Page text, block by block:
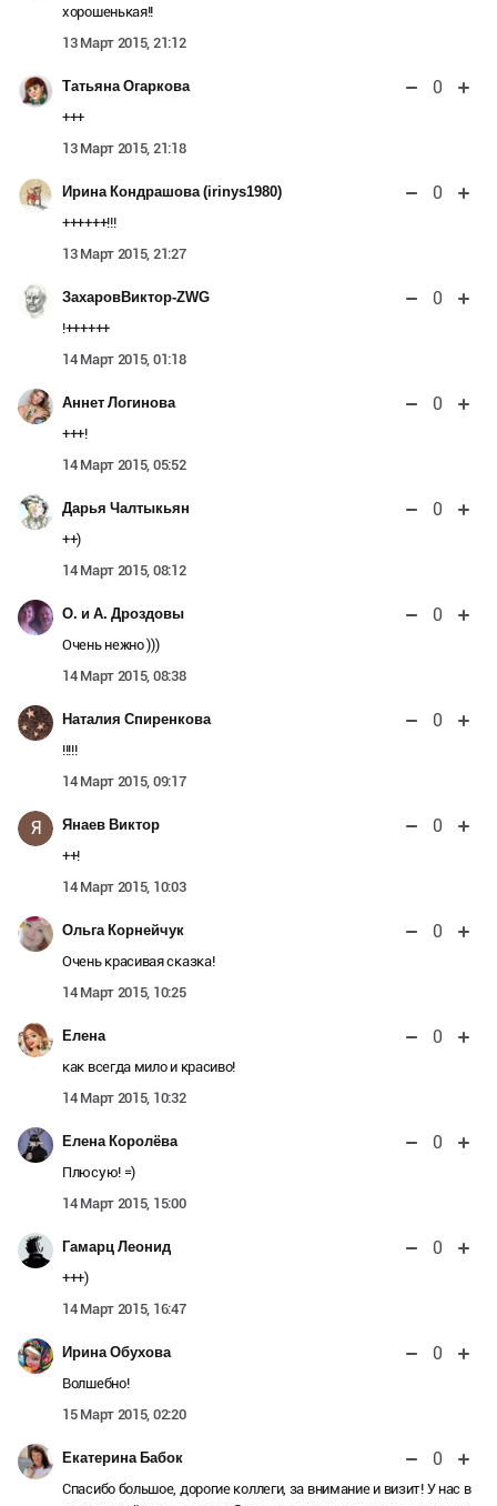
хорошенькая!!
13 Март 2015, 21:12
Татьяна Огаркова 0
+++
13 Март 2015, 21:18
Ирина Кондрашова (irinys1980) 0
++++++!!!
13 Март 2015, 21:27
ЗахаровВиктор-ZWG 0
!++++++
14 Март 2015, 01:18
Аннет Логинова 0
+++!
14 Март 2015, 05:52
Дарья Чалтыкьян 0
++)
14 Март 2015, 08:12
О. и А. Дроздовы 0
Очень нежно )))
14 Март 2015, 08:38
Наталия Спиренкова 0
!!!!!
14 Март 2015, 09:17
Я Янаев Виктор 0
++!
14 Март 2015, 10:03
Ольга Корнейчук 0
Очень красивая сказка!
14 Март 2015, 10:25
Елена 0
как всегда мило и красиво!
14 Март 2015, 10:32
Елена Королёва 0
Плюсую! =)
14 Март 2015, 15:00
Гамарц Леонид 0
+++)
14 Март 2015, 16:47
Ирина Обухова 0
Волшебно!
15 Март 2015, 02:20
Екатерина Бабок 0
Спасибо большое, дорогие коллеги, за внимание и визит! У нас в